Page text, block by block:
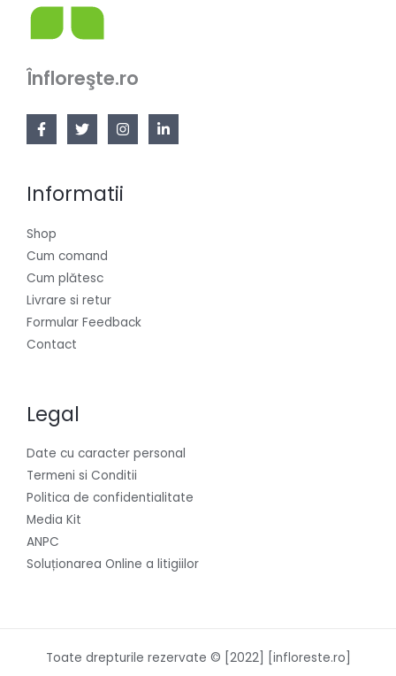
Înfloreşte.ro
Informatii
Shop
Cum comand
Cum plătesc
Livrare si retur
Formular Feedback
Contact
Legal
Date cu caracter personal
Termeni si Conditii
Politica de confidentialitate
Media Kit
ANPC
Soluționarea Online a litigiilor
Toate drepturile rezervate © [2022] [infloreste.ro]